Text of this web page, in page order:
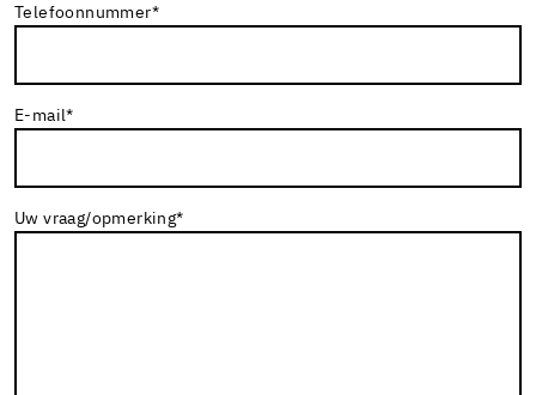
Telefoonnummer*
E-mail*
Uw vraag/opmerking*